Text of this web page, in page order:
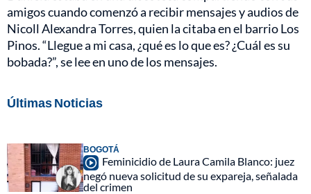
amigos cuando comenzó a recibir mensajes y audios de
Nicoll Alexandra Torres, quien la citaba en el barrio Los
Pinos. “Llegue a mi casa, ¿qué es lo que es? ¿Cuál es su
bobada?”, se lee en uno de los mensajes.
Últimas Noticias
BOGOTÁ
Feminicidio de Laura Camila Blanco: juez
negó nueva solicitud de su expareja, señalada
del crimen